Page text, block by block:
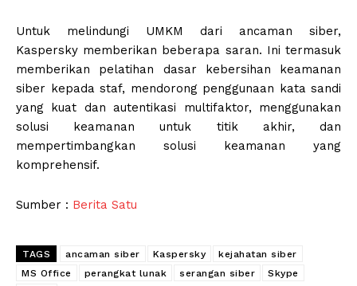
Untuk melindungi UMKM dari ancaman siber,
Kaspersky memberikan beberapa saran. Ini termasuk
memberikan pelatihan dasar kebersihan keamanan
siber kepada staf, mendorong penggunaan kata sandi
yang kuat dan autentikasi multifaktor, menggunakan
solusi keamanan untuk titik akhir, dan
mempertimbangkan solusi keamanan yang
komprehensif.
Sumber : Berita Satu
TAGS ancaman siber Kaspersky
kejahatan siber
MS Office
perangkat lunak serangan siber
Skype